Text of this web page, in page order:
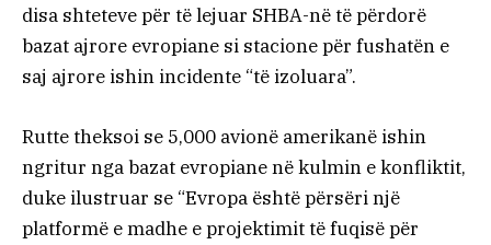
disa shteteve për të lejuar SHBA-në të përdorë
bazat ajrore evropiane si stacione për fushatën e
saj ajrore ishin incidente “të izoluara”.
Rutte theksoi se 5,000 avionë amerikanë ishin
ngritur nga bazat evropiane në kulmin e konfliktit,
duke ilustruar se “Evropa është përsëri një
platformë e madhe e projektimit të fuqisë për